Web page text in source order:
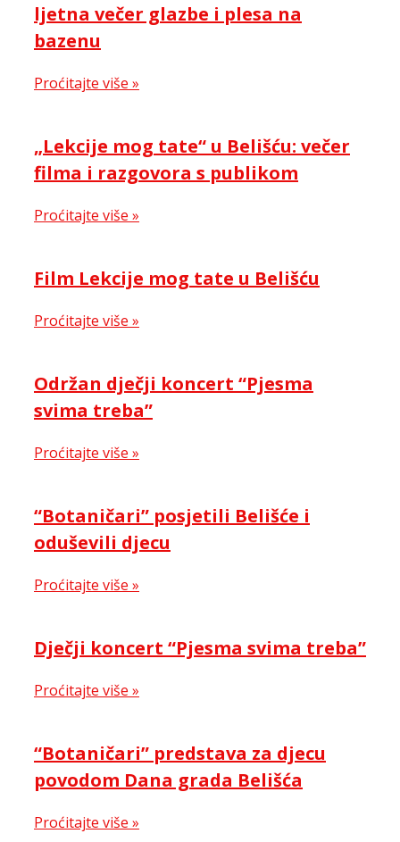
ljetna večer glazbe i plesa na
bazenu
Proćitajte više »
„Lekcije mog tate“ u Belišću: večer
filma i razgovora s publikom
Proćitajte više »
Film Lekcije mog tate u Belišću
Proćitajte više »
Održan dječji koncert “Pjesma
svima treba”
Proćitajte više »
“Botaničari” posjetili Belišće i
oduševili djecu
Proćitajte više »
Dječji koncert “Pjesma svima treba”
Proćitajte više »
“Botaničari” predstava za djecu
povodom Dana grada Belišća
Proćitajte više »